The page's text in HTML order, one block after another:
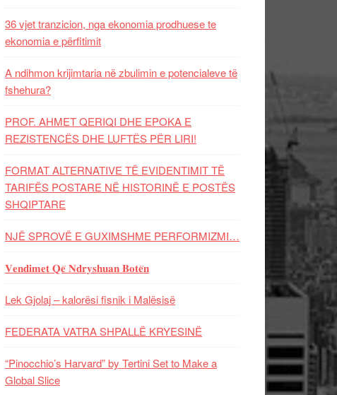
36 vjet tranzicion, nga ekonomia prodhuese te
ekonomia e përfitimit
A ndihmon krijimtaria në zbulimin e potencialeve të
fshehura?
PROF. AHMET QERIQI DHE EPOKA E
REZISTENCЁS DHE LUFTЁS PЁR LIRI!
FORMAT ALTERNATIVE TË EVIDENTIMIT TË
TARIFËS POSTARE NË HISTORINË E POSTËS
SHQIPTARE
NJË SPROVË E GUXIMSHME PERFORMIZMI…
𝐕𝐞𝐧𝐝𝐢𝐦𝐞𝐭 𝐐𝐞̈ 𝐍𝐝𝐫𝐲𝐬𝐡𝐮𝐚𝐧 𝐁𝐨𝐭𝐞̈𝐧
Lek Gjolaj – kalorësi fisnik i Malësisë
FEDERATA VATRA SHPALLË KRYESINË
“Pinocchio’s Harvard” by Tertini Set to Make a
Global Slice